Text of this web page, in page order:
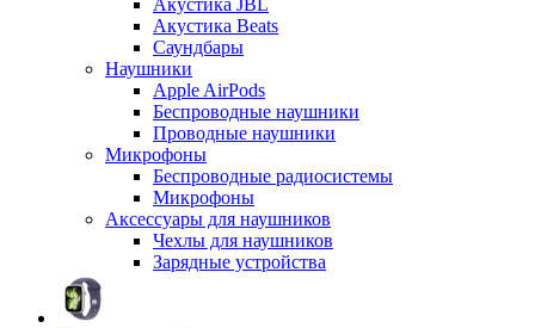
Акустика JBL
Акустика Beats
Саундбары
Наушники
Apple AirPods
Беспроводные наушники
Проводные наушники
Микрофоны
Беспроводные радиосистемы
Микрофоны
Аксессуары для наушников
Чехлы для наушников
Зарядные устройства